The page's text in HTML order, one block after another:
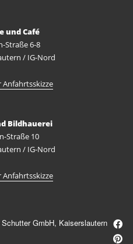
und Café
Straße 6-8
/ IG-Nord
Anfahrtsskizze
Bildhauerei
Straße 10
/ IG-Nord
Anfahrtsskizze
GmbH, Kaiserslautern